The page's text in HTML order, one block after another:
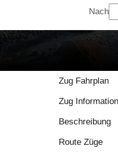
Nach
Zug Fahrplan
Zug
Beschreibung
Route Züge